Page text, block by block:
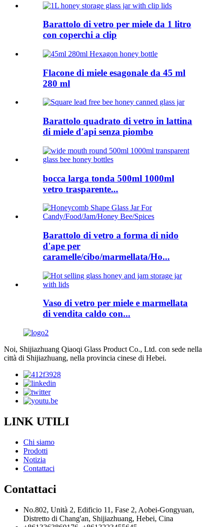
Barattolo di vetro per miele da 1 litro
con coperchi a clip
Flacone di miele esagonale da 45 ml
280 ml
Barattolo quadrato di vetro in lattina
di miele d'api senza piombo
bocca larga tonda 500ml 1000ml
vetro trasparente...
Barattolo di vetro a forma di nido
d'ape per
caramelle/cibo/marmellata/Ho...
Vaso di vetro per miele e marmellata
di vendita caldo con...
Noi, Shijiazhuang Qiaoqi Glass Product Co., Ltd. con sede nella
città di Shijiazhuang, nella provincia cinese di Hebei.
LINK UTILI
Chi siamo
Prodotti
Notizia
Contattaci
Contattaci
No.802, Unità 2, Edificio 11, Fase 2, Aobei-Gongyuan,
Distretto di Chang'an, Shijiazhuang, Hebei, Cina